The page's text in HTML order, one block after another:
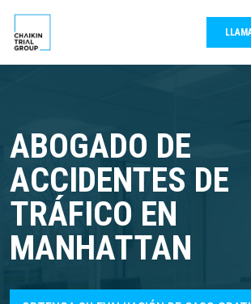
ABOGADO DE
ACCIDENTES DE
TRÁFICO EN
MANHATTAN